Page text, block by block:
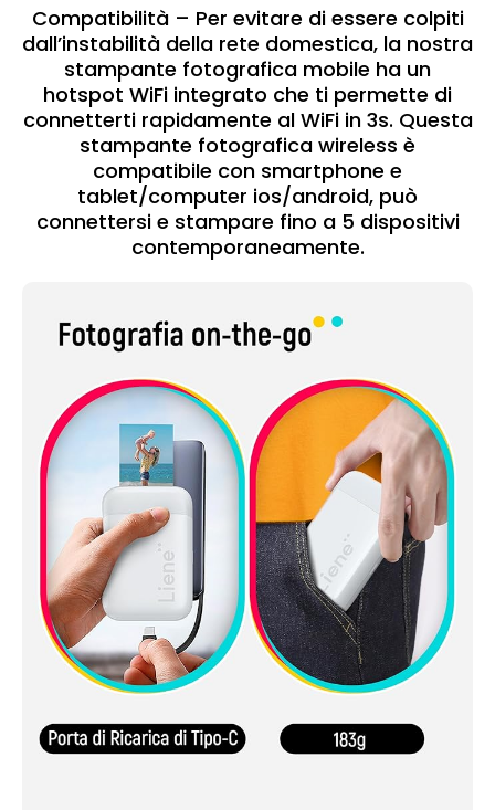
Compatibilità – Per evitare di essere colpiti
dall’instabilità della rete domestica, la nostra
stampante fotografica mobile ha un
hotspot WiFi integrato che ti permette di
connetterti rapidamente al WiFi in 3s. Questa
stampante fotografica wireless è
compatibile con smartphone e
tablet/computer ios/android, può
connettersi e stampare fino a 5 dispositivi
contemporaneamente.